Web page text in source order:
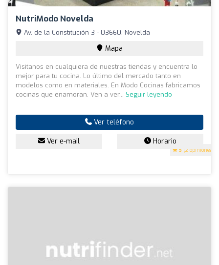
NutriModo Novelda
5 (2 opiniones)
Av. de la Constitución 3 - 03660, Novelda
Mapa
Visitanos en cualquiera de nuestras tiendas y encuentra lo
mejor para tu cocina. Lo último del mercado tanto en
modelos como en materiales. En Modo Cocinas fabricamos
cocinas que enamoran. Ven a ver... Seguir leyendo
Ver teléfono
Ver e-mail Horario